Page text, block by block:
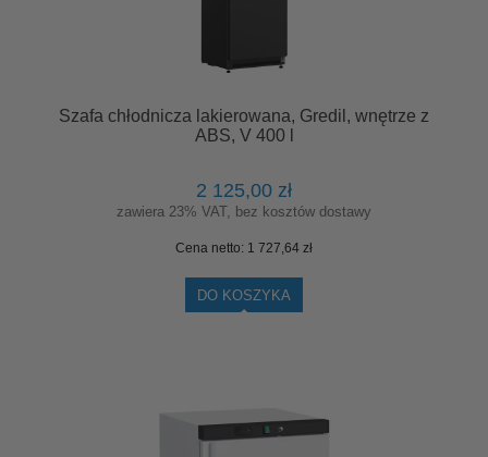
Szafa chłodnicza lakierowana, Gredil, wnętrze z
ABS, V 400 l
2 125,00 zł
zawiera 23% VAT, bez kosztów dostawy
Cena netto: 1 727,64 zł
DO KOSZYKA